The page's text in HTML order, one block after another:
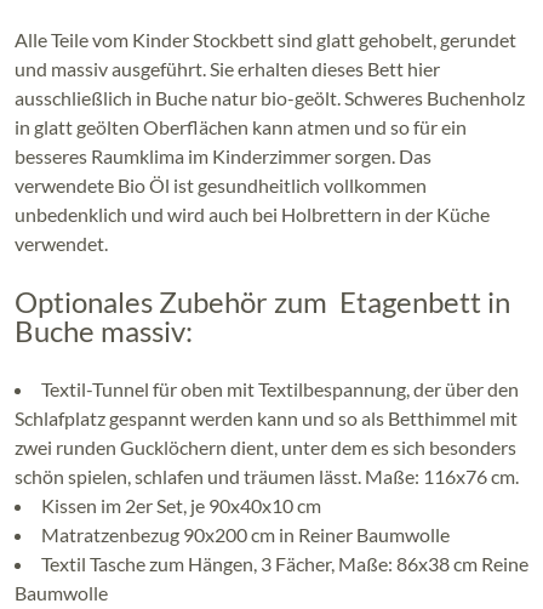
Alle Teile vom Kinder Stockbett sind glatt gehobelt, gerundet
und massiv ausgeführt. Sie erhalten dieses Bett hier
ausschließlich in Buche natur bio-geölt. Schweres Buchenholz
in glatt geölten Oberflächen kann atmen und so für ein
besseres Raumklima im Kinderzimmer sorgen. Das
verwendete Bio Öl ist gesundheitlich vollkommen
unbedenklich und wird auch bei Holbrettern in der Küche
verwendet.
Optionales Zubehör zum Etagenbett in
Buche massiv:
Textil-Tunnel für oben mit Textilbespannung, der über den
Schlafplatz gespannt werden kann und so als Betthimmel mit
zwei runden Gucklöchern dient, unter dem es sich besonders
schön spielen, schlafen und träumen lässt. Maße: 116x76 cm.
Kissen im 2er Set, je 90x40x10 cm
Matratzenbezug 90x200 cm in Reiner Baumwolle
Textil Tasche zum Hängen, 3 Fächer, Maße: 86x38 cm Reine
Baumwolle